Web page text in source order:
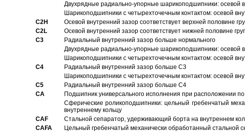
Двухрядные радиально-упорные шарикоподшипники: осевой
Шарикоподшипники с четырехточечным контактом: осевой
C2H
Осевой внутренний зазор соответствует верхней половине
C2L
Осевой внутренний зазор соответствует нижней половине
C3
Pадиальный внутренний зазор больше нормального
Двухрядные радиально-упорные шарикоподшипники: осевой
Шарикоподшипники с четырехточечным контактом: осевой
C4
Pадиальный внутренний зазор больше C3
Шарикоподшипники с четырехточечным контактом: осевой
C5
Pадиальный внутренний зазор больше C4
CA
Подшипник универсального исполнения при расположении
Сферические роликоподшипники: цельный гребенчатый
внутреннему кольцу
CAF
Стальной сепаратор, удерживающий борта на внутреннем
CAFA
Цельный гребенчатый механически обработанный стальной